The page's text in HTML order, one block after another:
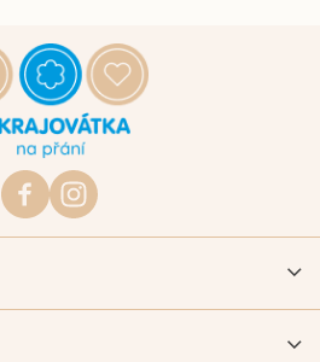
https://www.facebook.com/
vykrajovatkanaprani.cz